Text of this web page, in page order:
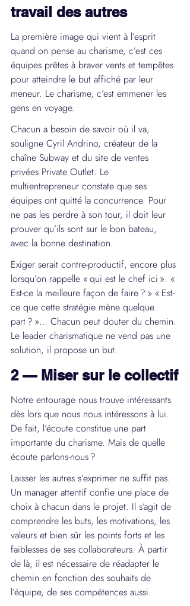
travail des autres
La première image qui vient à l’esprit
quand on pense au charisme, c’est ces
équipes prêtes à braver vents et tempêtes
pour atteindre le but affiché par leur
meneur. Le charisme, c’est emmener les
gens en voyage.
Chacun a besoin de savoir où il va,
souligne Cyril Andrino, créateur de la
chaîne Subway et du site de ventes
privées Private Outlet. Le
multientrepreneur constate que ses
équipes ont quitté la concurrence. Pour
ne pas les perdre à son tour, il doit leur
prouver qu’ils sont sur le bon bateau,
avec la bonne destination.
Exiger serait contre-productif, encore plus
lorsqu’on rappelle « qui est le chef ici ». «
Est-ce la meilleure façon de faire ? » « Est-
ce que cette stratégie mène quelque
part ? »… Chacun peut douter du chemin.
Le leader charismatique ne vend pas une
solution, il propose un but.
2 — Miser sur le collectif
Notre entourage nous trouve intéressants
dès lors que nous nous intéressons à lui.
De fait, l’écoute constitue une part
importante du charisme. Mais de quelle
écoute parlons-nous ?
Laisser les autres s’exprimer ne suffit pas.
Un manager attentif confie une place de
choix à chacun dans le projet. Il s’agit de
comprendre les buts, les motivations, les
valeurs et bien sûr les points forts et les
faiblesses de ses collaborateurs. À partir
de là, il est nécessaire de réadapter le
chemin en fonction des souhaits de
l’équipe, de ses compétences aussi.